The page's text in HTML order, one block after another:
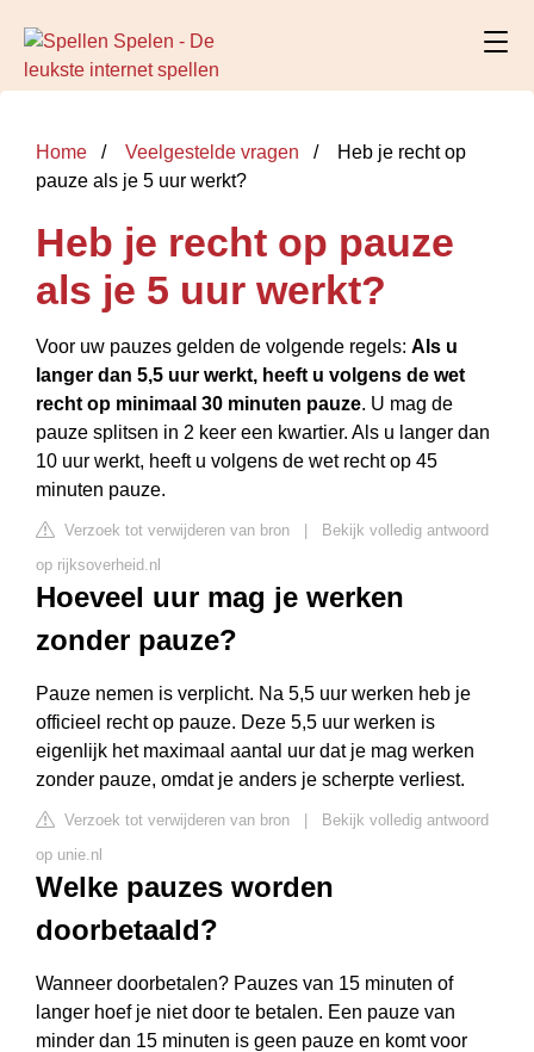
Home Veelgestelde vragen
Heb je recht op
pauze als je 5 uur werkt?
Heb je recht op pauze
als je 5 uur werkt?
Voor uw pauzes gelden de volgende regels: Als u
langer dan 5,5 uur werkt, heeft u volgens de wet
recht op minimaal 30 minuten pauze. U mag de
pauze splitsen in 2 keer een kwartier. Als u langer dan
10 uur werkt, heeft u volgens de wet recht op 45
minuten pauze.
Verzoek tot verwijderen van bron
Bekijk volledig antwoord
op rijksoverheid.nl
Hoeveel uur mag je werken
zonder pauze?
Pauze nemen is verplicht. Na 5,5 uur werken heb je
officieel recht op pauze. Deze 5,5 uur werken is
eigenlijk het maximaal aantal uur dat je mag werken
zonder pauze, omdat je anders je scherpte verliest.
Verzoek tot verwijderen van bron
Bekijk volledig antwoord
op unie.nl
Welke pauzes worden
doorbetaald?
Wanneer doorbetalen? Pauzes van 15 minuten of
langer hoef je niet door te betalen. Een pauze van
minder dan 15 minuten is geen pauze en komt voor